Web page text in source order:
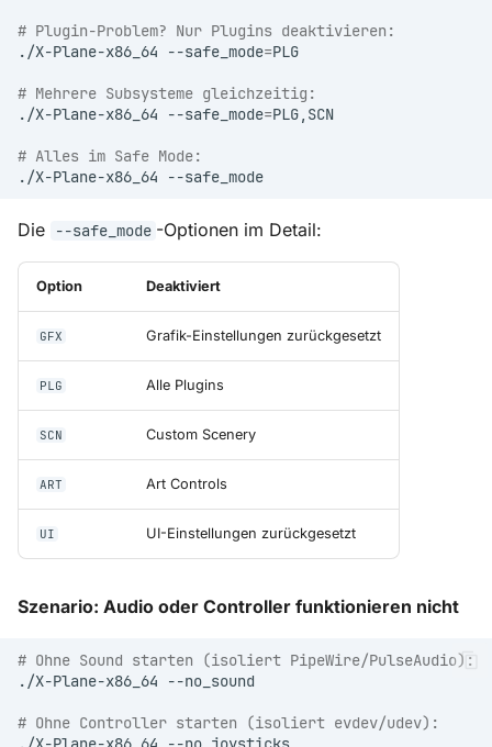
# Plugin-Problem? Nur Plugins deaktivieren:
./X-Plane-x86_64
--safe_mode=
# Mehrere Subsysteme gleichzeitig:
./X-Plane-x86_64
--safe_mode=
# Alles im Safe Mode:
./X-Plane-x86_64
Die --safe_mode -Optionen im Detail:
Option Deaktiviert
GFX Grafik-Einstellungen zurückgesetzt
PLG Alle Plugins
SCN Custom Scenery
ART Art Controls
UI UI-Einstellungen zurückgesetzt
Szenario: Audio oder Controller funktionieren nicht
# Ohne Sound starten (isoliert PipeWire/PulseAudio):
./X-Plane-x86_64
# Ohne Controller starten (isoliert evdev/udev):